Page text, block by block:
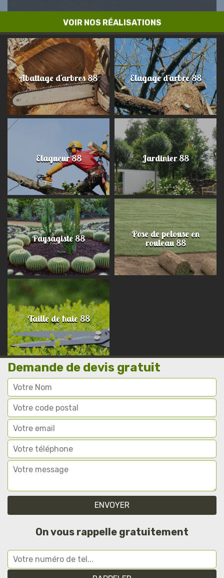
VOIR NOS RÉALISATIONS
Abattage d'arbres 88 Elagage d'arbre 88
Elagueur 88 Jardinier 88
Paysagiste 88 Pose de pelouse en
rouleau 88
Taille de haie 88
Demande de devis gratuit
On vous rappelle gratuitement